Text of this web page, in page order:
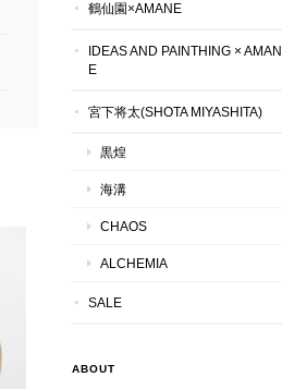
鶴仙園×AMANE
IDEAS AND PAINTHING × AMAN
E
宮下将太(SHOTA MIYASHITA)
黒煌
海溝
CHAOS
ALCHEMIA
SALE
ABOUT